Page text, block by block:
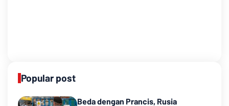
Popular post
Beda dengan Prancis, Rusia